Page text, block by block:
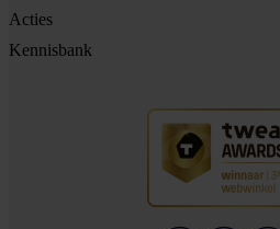
Acties
Kennisbank